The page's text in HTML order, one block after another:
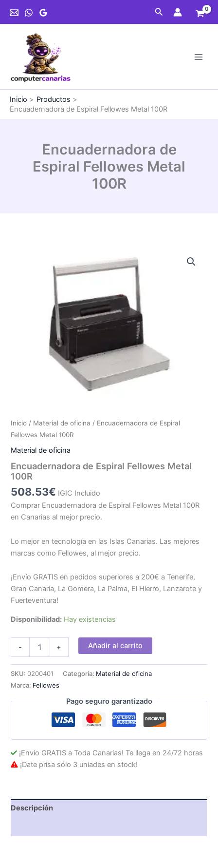
Buscar
Inicio
Productos
Encuadernadora de Espiral Fellowes Metal 100R
Encuadernadora de
Espiral Fellowes Metal
100R
Inicio / Material de oficina / Encuadernadora de Espiral
Fellowes Metal 100R
Material de oficina
Encuadernadora de Espiral Fellowes Metal
100R
508.53€ IGIC Incluido
Comprar Encuadernadora de Espiral Fellowes Metal 100R
en Canarias al mejor precio.
Lo mejor en tecnología en las Islas Canarias. Las mejores
marcas como Fellowes, al mejor precio.
¡Envío GRATIS en pedidos superiores a 200€ a Tenerife,
Gran Canaria, La Gomera, La Palma, El Hierro, Lanzarote y
Fuerteventura!
Disponibilidad: Hay existencias
-
Fellowes
100R
cantidad
+ Añadir al carrito
SKU: 0200401 Categoría: Material de oficina
Marca: Fellowes
Pago seguro garantizado
¡Envío GRATIS a Toda Canarias! Te llega en 24/72 horas
¡Date prisa sólo 3 uniades en stock!
Descripción
Fellowes
Metal
cantidad